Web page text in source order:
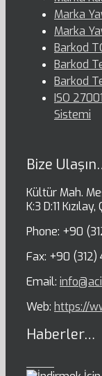
Marka
Marka
Barkod
Barkod
Barkod
ISO
Sistemi
Bize
Kültür Mah.
K:3 D:11
Phone: +90
Fax: +90 (312)
Email:
Web: https://
Haberler…